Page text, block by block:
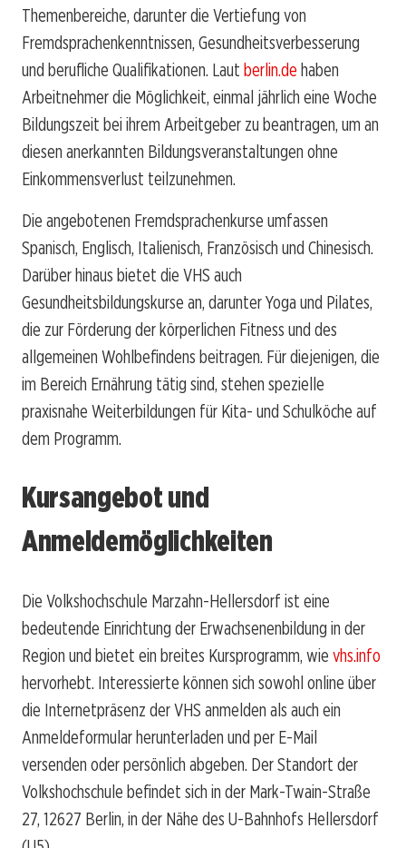
Themenbereiche, darunter die Vertiefung von
Fremdsprachenkenntnissen, Gesundheitsverbesserung
und berufliche Qualifikationen. Laut berlin.de haben
Arbeitnehmer die Möglichkeit, einmal jährlich eine Woche
Bildungszeit bei ihrem Arbeitgeber zu beantragen, um an
diesen anerkannten Bildungsveranstaltungen ohne
Einkommensverlust teilzunehmen.
Die angebotenen Fremdsprachenkurse umfassen
Spanisch, Englisch, Italienisch, Französisch und Chinesisch.
Darüber hinaus bietet die VHS auch
Gesundheitsbildungskurse an, darunter Yoga und Pilates,
die zur Förderung der körperlichen Fitness und des
allgemeinen Wohlbefindens beitragen. Für diejenigen, die
im Bereich Ernährung tätig sind, stehen spezielle
praxisnahe Weiterbildungen für Kita- und Schulköche auf
dem Programm.
Kursangebot und
Anmeldemöglichkeiten
Die Volkshochschule Marzahn-Hellersdorf ist eine
bedeutende Einrichtung der Erwachsenenbildung in der
Region und bietet ein breites Kursprogramm, wie vhs.info
hervorhebt. Interessierte können sich sowohl online über
die Internetpräsenz der VHS anmelden als auch ein
Anmeldeformular herunterladen und per E-Mail
versenden oder persönlich abgeben. Der Standort der
Volkshochschule befindet sich in der Mark-Twain-Straße
27, 12627 Berlin, in der Nähe des U-Bahnhofs Hellersdorf